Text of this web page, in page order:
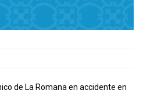
de La Romana en accidente en